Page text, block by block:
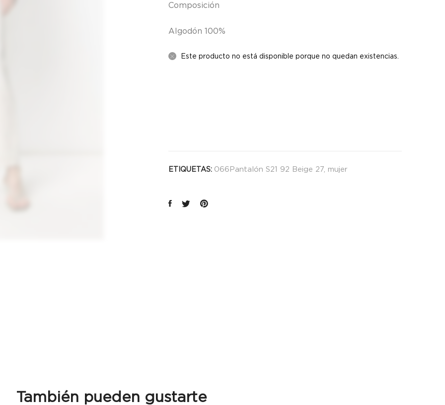
Composición
Algodón 100%
Este producto no está disponible porque no quedan existencias.
ETIQUETAS: 066Pantalón S21 92 Beige 27 mujer
También pueden gustarte